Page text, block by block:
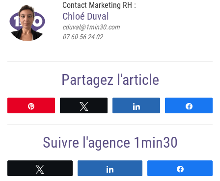
Contact Marketing RH :
Chloé Duval
cduval@1min30.com
07 60 56 24 02
Partagez l'article
Suivre l'agence 1min30